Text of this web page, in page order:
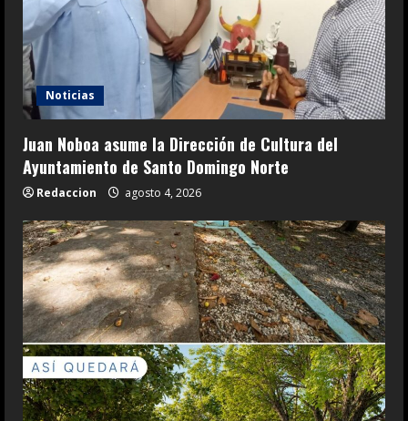
Noticias
Juan Noboa asume la Dirección de Cultura del
Ayuntamiento de Santo Domingo Norte
Redaccion agosto 4, 2026